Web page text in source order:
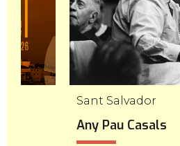
Sant Salvador
Any Pau Casals